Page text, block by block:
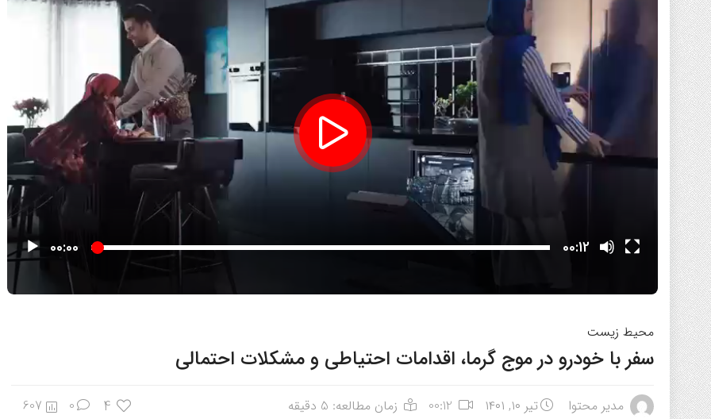
00:00 00:12
محیط زیست
سفر با خودرو در موج گرما، اقدامات احتیاطی و مشکلات احتمالی
مدیر محتوا تیر ۱۰, ۱۴۰۱ زمان مطالعه: 5 دقیقه 4
0
607